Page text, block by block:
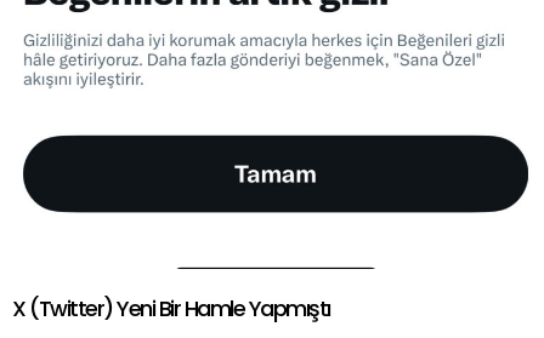
X (Twitter) Yeni Bir Hamle Yapmıştı